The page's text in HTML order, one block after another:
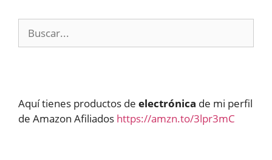
Aquí tienes productos de electrónica de mi perfil
de Amazon Afiliados https://amzn.to/3lpr3mC